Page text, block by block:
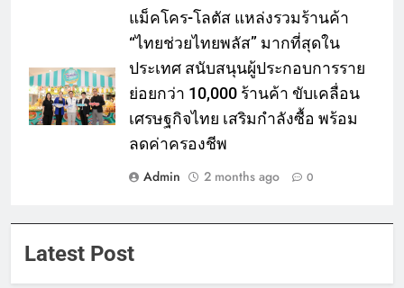
แม็คโคร-โลตัส แหล่งรวมร้านค้า
“ไทยช่วยไทยพลัส” มากที่สุดใน
ประเทศ สนับสนุนผู้ประกอบการราย
ย่อยกว่า 10,000 ร้านค้า ขับเคลื่อน
เศรษฐกิจไทย เสริมกำลังซื้อ พร้อม
ลดค่าครองชีพ
Admin
2 months ago 0
Latest Post